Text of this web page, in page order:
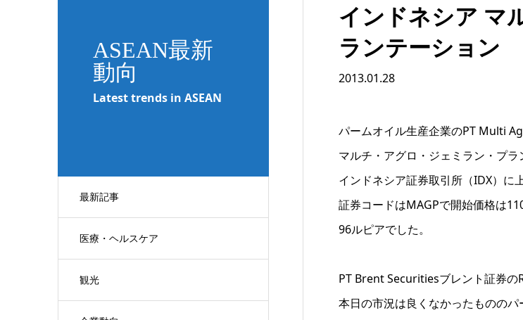
ASEAN最新
動向
Latest trends in ASEAN
最新記事
医療・ヘルスケア
観光
インドネシア マ
ランテーション
2013.01.28
パームオイル生産企業のPT Multi
マルチ・アグロ・ジェミラン・プ
インドネシア証券取引所（IDX）に
証券コードはMAGPで開始価格は
96ルピアでした。
PT Brent Securitiesブレント証券
本日の市況は良くなかったものの